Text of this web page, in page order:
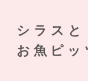
シラス
お魚ピッ